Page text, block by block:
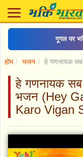
गूगल पर
होम भजन हे गणनायक
हे गणनायक
भजन (Hey
Karo Vigan